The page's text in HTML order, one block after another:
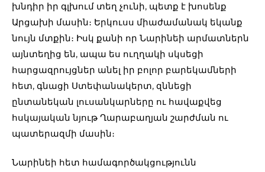
խնդիր իր գլխում տեղ չունի, պետք է խոսենք
Արցախի մասին։ Երկուսս միաժամանակ եկանք
նույն մտքին։ Իսկ քանի որ Նարինեի արմատներն
այնտեղից են, ապա ես ուղղակի սկսեցի
հարցազրույցներ անել իր բոլոր բարեկամների
հետ, գնացի Ստեփանակերտ, զննեցի
ընտանեկան լուսանկարները ու հավաքվեց
հսկայական նյութ Ղարաբաղյան շարժման ու
պատերազմի մասին։
Նարինեի հետ համագործակցությունն